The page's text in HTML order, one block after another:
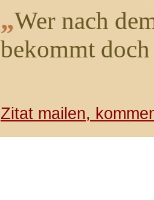
„Wer nach
bekommt
Zitat mailen,